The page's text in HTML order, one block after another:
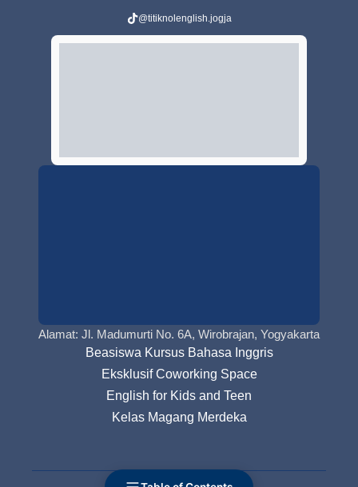
@titiknolenglish.jogja
Alamat: Jl. Madumurti No. 6A, Wirobrajan, Yogyakarta
Beasiswa Kursus Bahasa Inggris
Eksklusif Coworking Space
English for Kids and Teen
Kelas Magang Merdeka